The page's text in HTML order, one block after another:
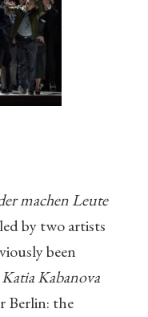
machen Leute
by two artists
been
Katia Kabanova
Berlin: the